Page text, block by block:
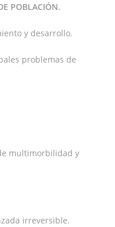
POBLACIÓN.
y desarrollo.
problemas de
multimorbilidad y
irreversible.